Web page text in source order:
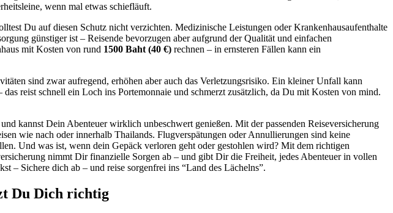
wenn mal etwas schiefläuft.
Du auf diesen Schutz nicht verzichten. Medizinische Leistungen oder Krankenhausaufenthalte
günstiger ist – Reisende bevorzugen aber aufgrund der Qualität und einfachen
mit Kosten von rund 1500 Baht (40 €) rechnen – in ernsteren Fällen kann ein
sind zwar aufregend, erhöhen aber auch das Verletzungsrisiko. Ein kleiner Unfall kann
reist schnell ein Loch ins Portemonnaie und schmerzt zusätzlich, da Du mit Kosten von mind.
kannst Dein Abenteuer wirklich unbeschwert genießen. Mit der passenden Reiseversicherung
wie nach oder innerhalb Thailands. Flugverspätungen oder Annullierungen sind keine
Und was ist, wenn dein Gepäck verloren geht oder gestohlen wird? Mit dem richtigen
nimmt Dir finanzielle Sorgen ab – und gibt Dir die Freiheit, jedes Abenteuer in vollen
– Sichere dich ab – und reise sorgenfrei ins “Land des Lächelns”.
Du Dich richtig